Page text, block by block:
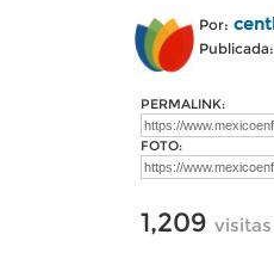
Por:
PERMALINK:
FOTO:
1,209 visitas